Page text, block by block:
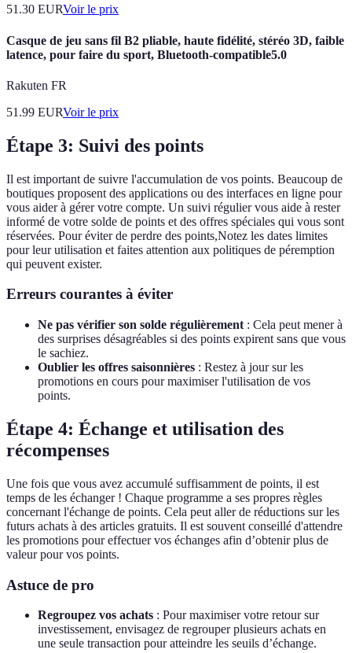
51.30 EURVoir le prix
Casque de jeu sans fil B2 pliable, haute fidélité, stéréo 3D, faible
latence, pour faire du sport, Bluetooth-compatible5.0
Rakuten FR
51.99 EURVoir le prix
Étape 3: Suivi des points
Il est important de suivre l'accumulation de vos points. Beaucoup de
boutiques proposent des applications ou des interfaces en ligne pour
vous aider à gérer votre compte. Un suivi régulier vous aide à rester
informé de votre solde de points et des offres spéciales qui vous sont
réservées. Pour éviter de perdre des points,Notez les dates limites
pour leur utilisation et faites attention aux politiques de péremption
qui peuvent exister.
Erreurs courantes à éviter
Ne pas vérifier son solde régulièrement : Cela peut mener à
des surprises désagréables si des points expirent sans que vous
le sachiez.
Oublier les offres saisonnières : Restez à jour sur les
promotions en cours pour maximiser l'utilisation de vos
points.
Étape 4: Échange et utilisation des
récompenses
Une fois que vous avez accumulé suffisamment de points, il est
temps de les échanger ! Chaque programme a ses propres règles
concernant l'échange de points. Cela peut aller de réductions sur les
futurs achats à des articles gratuits. Il est souvent conseillé d'attendre
les promotions pour effectuer vos échanges afin d’obtenir plus de
valeur pour vos points.
Astuce de pro
Regroupez vos achats : Pour maximiser votre retour sur
investissement, envisagez de regrouper plusieurs achats en
une seule transaction pour atteindre les seuils d’échange.